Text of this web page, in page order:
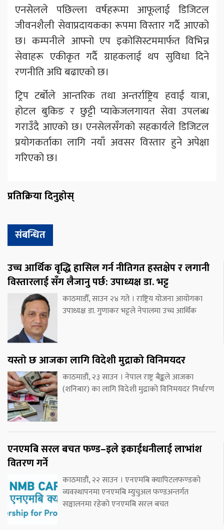
एनसेलले पछिल्ला वर्षहरूमा आफूलाई डिजिटल
जीवनशैली सेवाप्रदायकका रूपमा विस्तार गर्दै आएको
छ। कम्पनीले आफ्नो एप इकोसिस्टममार्फत विभिन्न
सेवाहरू एकीकृत गर्दै ग्राहकलाई थप सुविधा दिने
रणनीति अघि बढाएको छ।
ट्रिप टर्बोले आन्तरिक तथा अन्तर्राष्ट्रिय हवाई यात्रा,
होटल बुकिङ र छुट्टी प्याकेजलगायत सेवा उपलब्ध
गराउँदै आएको छ। एनसेलसँगको सहकार्यले डिजिटल
प्रयोगकर्ताका लागि नयाँ अवसर विस्तार हुने अपेक्षा
गरिएको छ।
प्रतिक्रिया दिनुहोस्
संबन्धित
उच्च आर्थिक वृद्धि हासिल गर्न नीतिगत हस्तक्षेप र लगानी
विस्तारलाई सँग लैजानु पर्छ: उपाध्यक्ष डा. भट्ट
काठमाडौँ, साउन २४ गते । राष्ट्रिय योजना आयोगका
उपाध्यक्ष डा. गुणाकर भट्टले नेपालमा उच्च आर्थिक
यस्तो छ आजका लागि विदेशी मुद्राको विनिमयदर
काठमाडौं, २३ साउन । नेपाल राष्ट्र बैङ्कले आजका
(शनिबार) का लागि विदेशी मुद्राको विनिमयदर निर्धारण
एनएमबि सरल बचत फण्ड–इले इकाईधनीलाई लाभांश
वितरण गर्ने
काठमाडौं, २२ साउन । एनएमबि क्यापिटलफण्डको
व्यवस्थापनमा एनएमबि म्युचुअल फण्डअन्तर्गत
सञ्चालनमा रहेको एनएमबि सरल बचत